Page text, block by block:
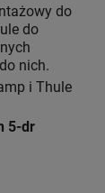
do
do
nich.
i Thule
5-dr